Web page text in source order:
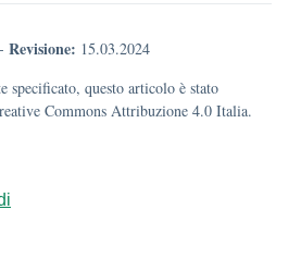
- Revisione: 15.03.2024
specificato, questo articolo è stato
Commons Attribuzione 4.0 Italia.